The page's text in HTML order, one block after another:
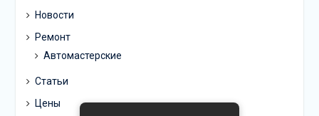
Новости
Ремонт
Автомастерские
Статьи
Цены